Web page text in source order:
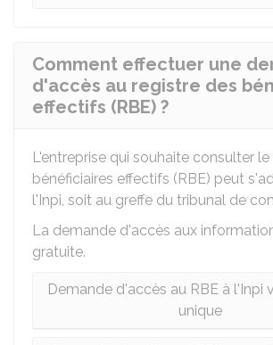
Comment effectuer une
d'accès au registre des
effectifs (RBE) ?
L'entreprise qui souhaite consulter
bénéficiaires effectifs (RBE) peut
l'Inpi, soit au greffe du tribunal de
La demande d'accès aux
gratuite.
Demande d'accès au RBE à l'Inpi
unique